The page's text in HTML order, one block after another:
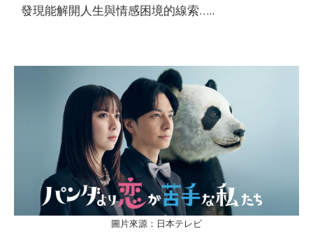
發現能解開人生與情感困境的線索…..
圖片來源：日本テレビ